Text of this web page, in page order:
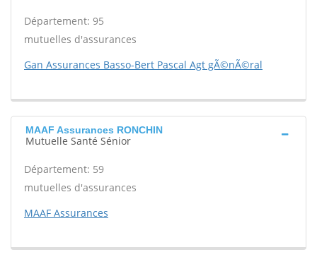
Département: 95
mutuelles d'assurances
Gan Assurances Basso-Bert Pascal Agt gÃ©nÃ©ral
MAAF Assurances RONCHIN
Mutuelle Santé Sénior
Département: 59
mutuelles d'assurances
MAAF Assurances